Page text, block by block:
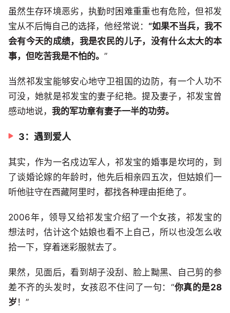
虽然生存环境恶劣，执勤时困难重重也有危险，但祁发
宝从不后悔自己的选择，他经常说： “如果不当兵，我不
会有今天的成绩，我是农民的儿子，没有什么太大的本
事，但吃苦我是不怕的。 ”
当然祁发宝能够安心地守卫祖国的边防，有一个人功不
可没，她就是祁发宝的妻子纪艳。提及妻子，祁发宝曾
感动地说， 我的军功章有妻子一半的功劳。
3：遇到爱人
其实，作为一名戍边军人，祁发宝的婚事是坎坷的，到
了谈婚论嫁的年龄时，他先后相亲四五次，但姑娘们一
听他驻守在西藏阿里时，都找各种理由拒绝了。
2006年，领导又给祁发宝介绍了一个女孩，祁发宝的
想法时，估计这个姑娘也看不上自己，所以也没怎么收
拾一下，穿着迷彩服就去了。
果然，见面后，看到胡子没刮、脸上黝黑、自己剪的参
差不齐的头发时，女孩忍不住问了一句：“你真的是28
岁 ！”